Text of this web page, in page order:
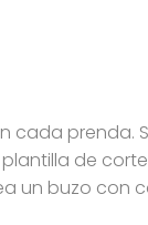
cada prenda.
de
un buzo con